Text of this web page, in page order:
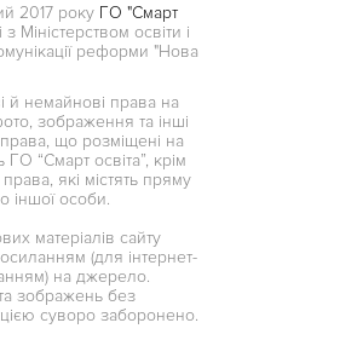
2017 року ГО "Смарт
Міністерством освіти і
реформи "Нова
й немайнові права на
зображення та інші
що розміщені на
“Смарт освіта”, крім
які містять пряму
іншої особи.
матеріалів сайту
(для інтернет-
на джерело.
зображень без
суворо заборонено.